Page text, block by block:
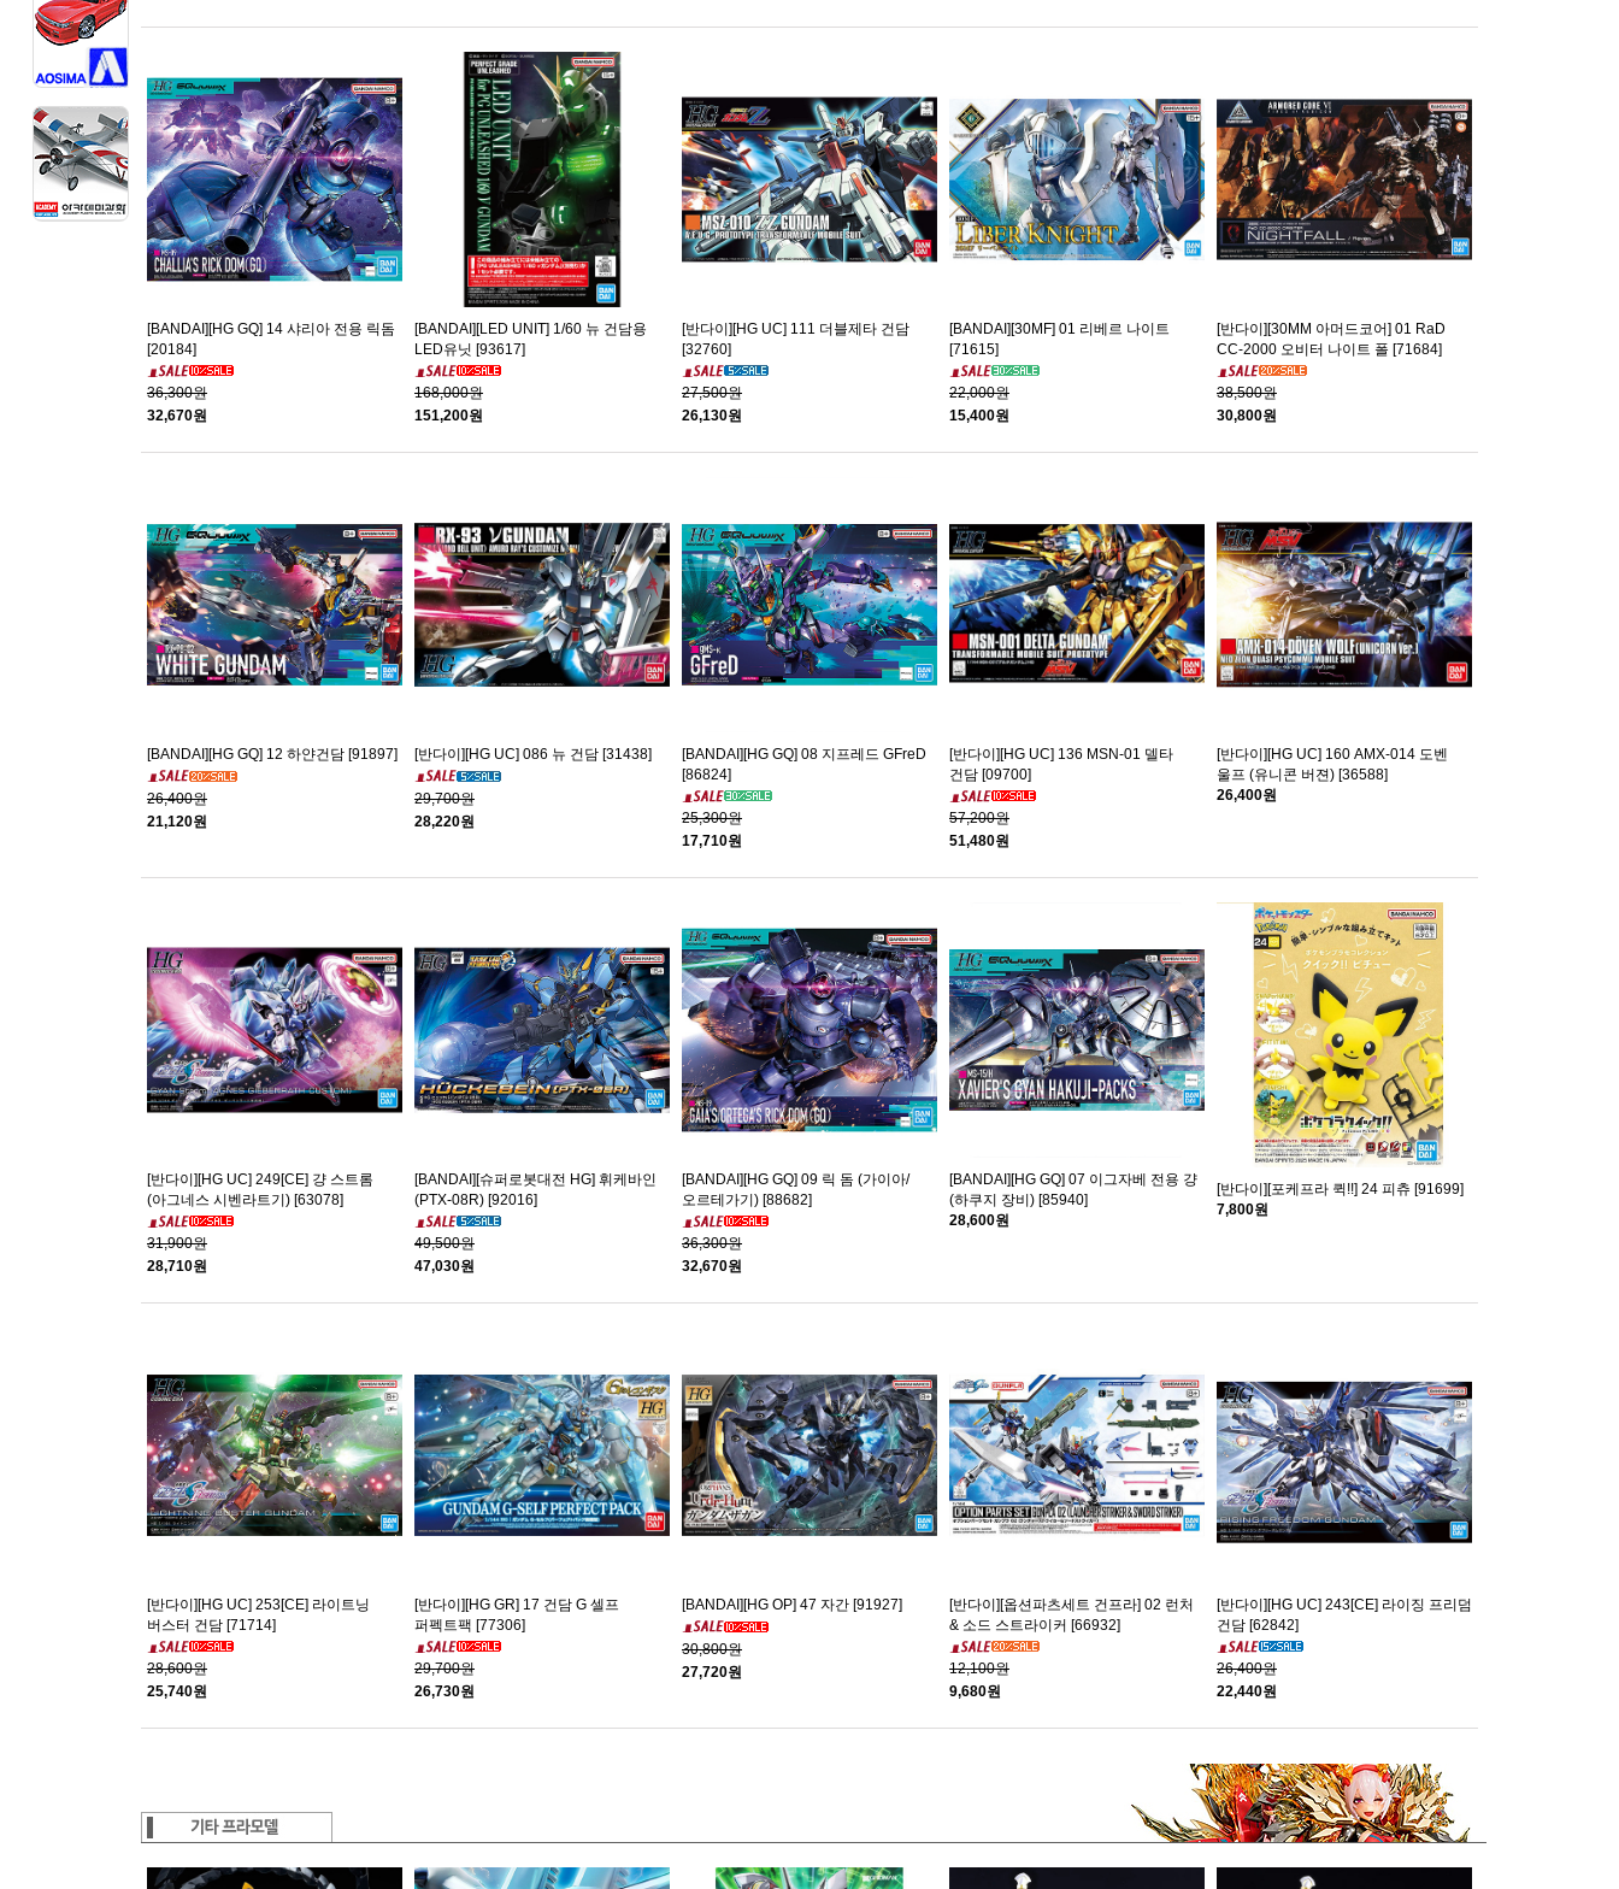
[BANDAI][HG GQ] 14 샤리아 전용 릭돔
[20184]
36,300원
32,670원
[BANDAI][LED UNIT] 1/60 뉴 건담용
LED유닛 [93617]
168,000원
151,200원
[반다이][HG UC] 111 더블제타 건담
[32760]
27,500원
26,130원
[BANDAI][30MF] 01 리베르 나이트
[71615]
22,000원
15,400원
[반다이][30MM 아머드코어] 01 RaD
CC-2000 오비터 나이트 폴 [71684]
38,500원
30,800원
[BANDAI][HG GQ] 12 하얀건담 [91897]
26,400원
21,120원
[반다이][HG UC] 086 뉴 건담 [31438]
29,700원
28,220원
[BANDAI][HG GQ] 08 지프레드 GFreD
[86824]
25,300원
17,710원
[반다이][HG UC] 136 MSN-01 델타
건담 [09700]
57,200원
51,480원
[반다이][HG UC] 160 AMX-014 도벤
울프 (유니콘 버젼) [36588]
26,400원
[반다이][HG UC] 249[CE] 걍 스트롬
(아그네스 시벤라트기) [63078]
31,900원
28,710원
[BANDAI][슈퍼로봇대전 HG] 휘케바인
(PTX-08R) [92016]
49,500원
47,030원
[BANDAI][HG GQ] 09 릭 돔 (가이아/
오르테가기) [88682]
36,300원
32,670원
[BANDAI][HG GQ] 07 이그자베 전용 걍
(하쿠지 장비) [85940]
28,600원
[반다이][포케프라 퀵!!] 24 피츄 [91699]
7,800원
[반다이][HG UC] 253[CE] 라이트닝
버스터 건담 [71714]
28,600원
25,740원
[반다이][HG GR] 17 건담 G 셀프
퍼펙트팩 [77306]
29,700원
26,730원
[BANDAI][HG OP] 47 자간 [91927]
30,800원
27,720원
[반다이][옵션파츠세트 건프라] 02 런처
& 소드 스트라이커 [66932]
12,100원
9,680원
[반다이][HG UC] 243[CE] 라이징 프리덤
건담 [62842]
26,400원
22,440원